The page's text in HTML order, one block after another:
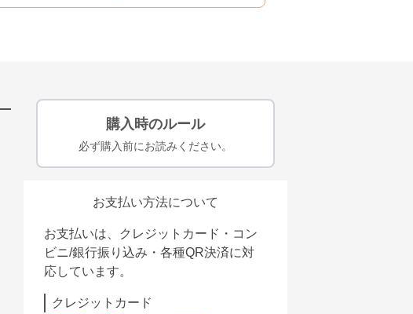
購入時のルール
必ず購入前にお読みください。
お支払い方法について
お支払いは、クレジットカード・コン
ビニ/銀行振り込み・各種QR決済に対
応しています。
クレジットカード